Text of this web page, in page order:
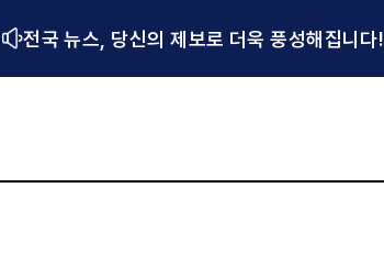
전국 뉴스, 당신의 제보로 더욱 풍성해집니다!